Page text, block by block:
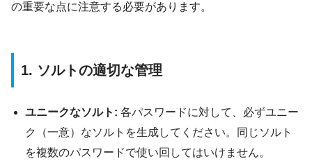
の重要な点に注意する必要があります。
1. ソルトの適切な管理
ユニークなソルト: 各パスワードに対して、必ずユニー
ク（一意）なソルトを生成してください。同じソルト
を複数のパスワードで使い回してはいけません。